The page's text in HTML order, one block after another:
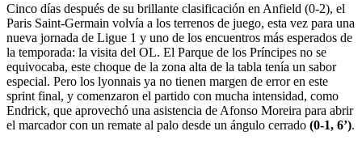
Cinco días después de su brillante clasificación en Anfield (0-2), el
Paris Saint-Germain volvía a los terrenos de juego, esta vez para una
nueva jornada de Ligue 1 y uno de los encuentros más esperados de
la temporada: la visita del OL. El Parque de los Príncipes no se
equivocaba, este choque de la zona alta de la tabla tenía un sabor
especial. Pero los lyonnais ya no tienen margen de error en este
sprint final, y comenzaron el partido con mucha intensidad, como
Endrick, que aprovechó una asistencia de Afonso Moreira para abrir
el marcador con un remate al palo desde un ángulo cerrado (0-1, 6’).